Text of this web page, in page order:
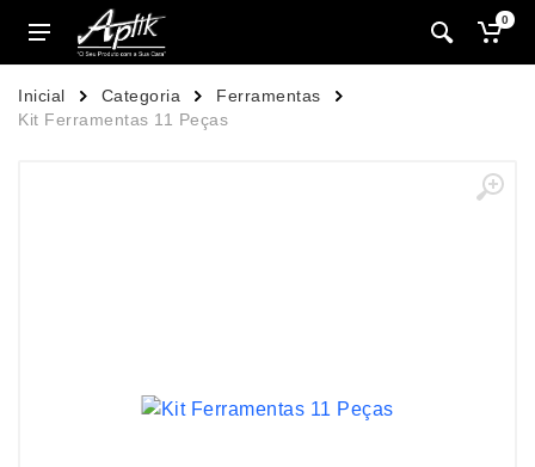
0
Inicial Categoria
Ferramentas
Kit Ferramentas 11 Peças